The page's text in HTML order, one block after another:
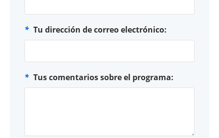
* Tu dirección de correo electrónico:
* Tus comentarios sobre el programa: